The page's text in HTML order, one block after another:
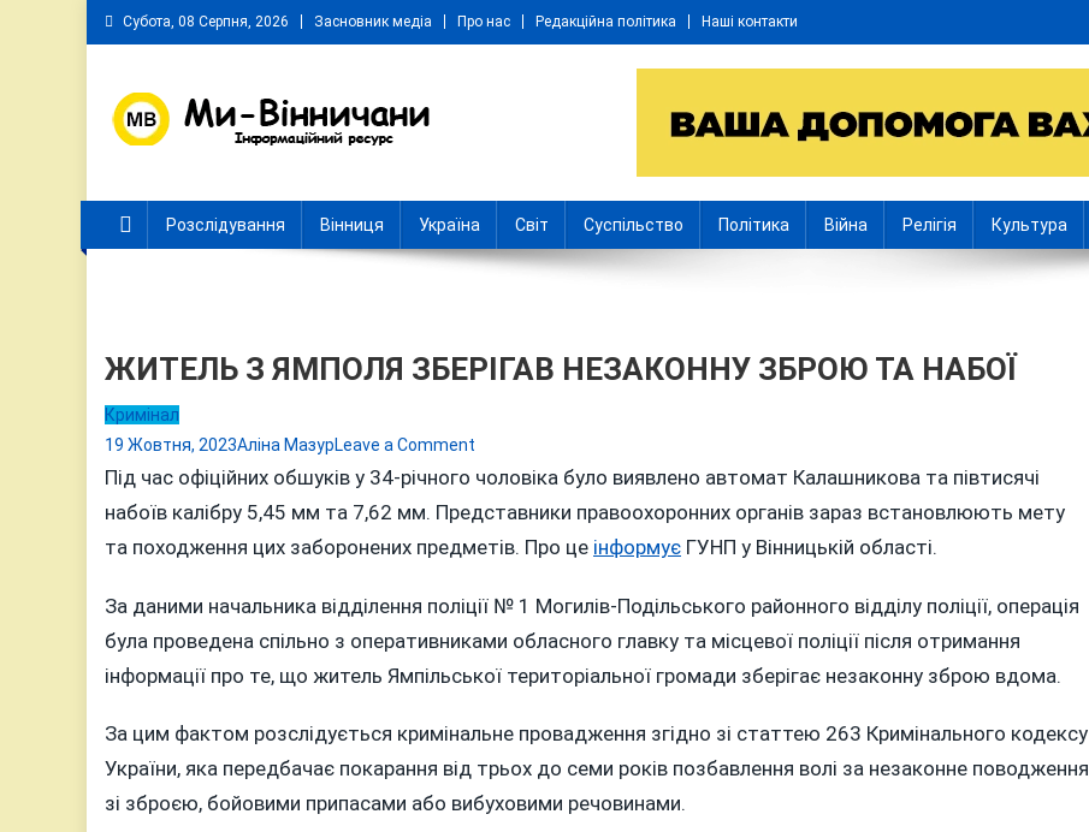
Skip
to
Субота, 08 Серпня, 2026 Засновник медіа Про нас Редакційна політика Наші контакти
Розслідування Вінниця Україна Світ Суспільство Політика Війна Релігія Культура
ЖИТЕЛЬ З ЯМПОЛЯ ЗБЕРІГАВ НЕЗАКОННУ ЗБРОЮ ТА НАБОЇ
Кримінал
19 Жовтня, 2023Аліна МазурLeave a Comment
ЖИТЕЛЬ
ЗБЕРІГАВ
НЕЗАКОННУ
ТА
НАБОЇ
Під час офіційних обшуків у 34-річного чоловіка було виявлено автомат Калашникова та півтисячі
набоїв калібру 5,45 мм та 7,62 мм. Представники правоохоронних органів зараз встановлюють мету
та походження цих заборонених предметів. Про це інформує ГУНП у Вінницькій області.
За даними начальника відділення поліції № 1 Могилів-Подільського районного відділу поліції, операція
була проведена спільно з оперативниками обласного главку та місцевої поліції після отримання
інформації про те, що житель Ямпільської територіальної громади зберігає незаконну зброю вдома.
За цим фактом розслідується кримінальне провадження згідно зі статтею 263 Кримінального кодексу
України, яка передбачає покарання від трьох до семи років позбавлення волі за незаконне поводження
зі зброєю, бойовими припасами або вибуховими речовинами.